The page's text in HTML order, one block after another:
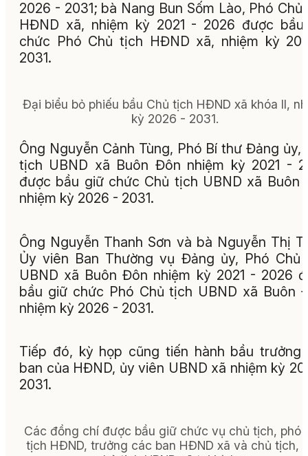
2026 - 2031; bà Nang Bun Sốm Lào, Phó Chủ
HĐND xã, nhiệm kỳ 2021 - 2026 được
chức Phó Chủ tịch HĐND xã, nhiệm kỳ
2031.
Đại biểu bỏ phiếu bầu Chủ tịch HĐND xã khóa II,
kỳ 2026 - 2031.
Ông Nguyễn Cảnh Tùng, Phó Bí thư Đảng ủy,
tịch UBND xã Buôn Đôn nhiệm kỳ 2021 -
được bầu giữ chức Chủ tịch UBND xã Buôn
nhiệm kỳ 2026 - 2031.
Ông Nguyễn Thanh Sơn và bà Nguyễn Thị
Ủy viên Ban Thường vụ Đảng ủy, Phó Chủ
UBND xã Buôn Đôn nhiệm kỳ 2021 - 2026
bầu giữ chức Phó Chủ tịch UBND xã Buôn
nhiệm kỳ 2026 - 2031.
Tiếp đó, kỳ họp cũng tiến hành bầu trưởng
ban của HĐND, ủy viên UBND xã nhiệm kỳ
2031.
Các đồng chí được bầu giữ chức vụ chủ tịch, phó
tịch HĐND, trưởng các ban HĐND xã và chủ tịch,